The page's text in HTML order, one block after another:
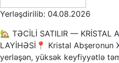
Yerləşdirilib: 04.08.2026
🏡 TƏCİLİ SATILIR — KRİSTAL
LAYİHƏSİ📍 Kristal Abşeronun
yerləşən, yüksək keyfiyyətlə